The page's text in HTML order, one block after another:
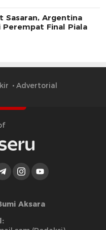
Sasaran, Argentina
Perempat Final Piala
Advertorial
Aksara